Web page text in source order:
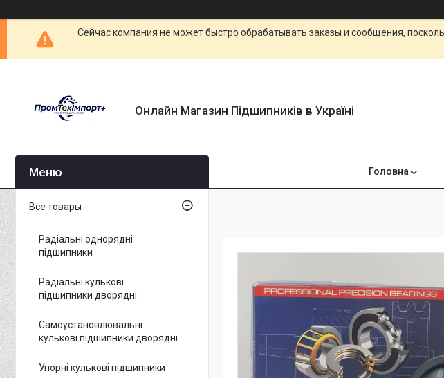
Сейчас компания не может быстро обрабатывать заказы и сообщения,
Онлайн Магазин Підшипників в Україні
Головна
Все товары
Радіальні однорядні
підшипники
Радіальні кулькові
підшипники дворядні
Самоустановлювальні
кулькові підшипники дворядні
Упорні кулькові підшипники